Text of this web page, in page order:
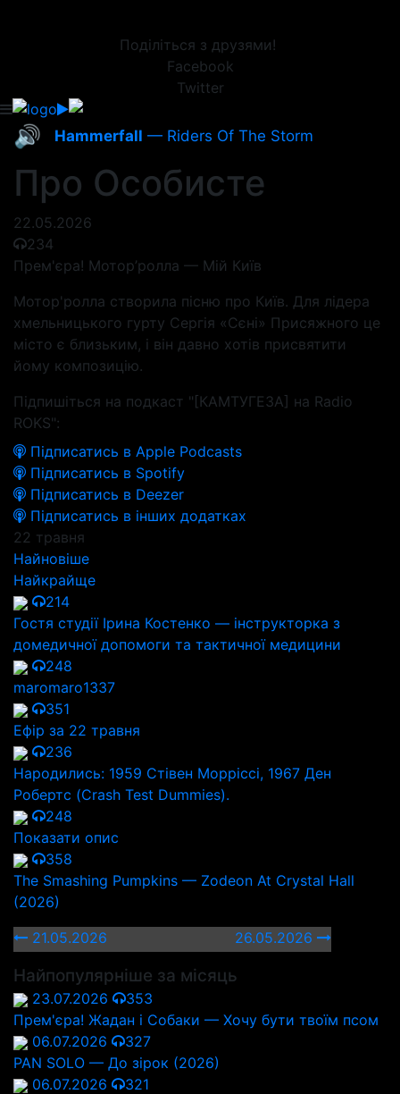
Поділіться з друзями!
Facebook
Twitter
🔊 Hammerfall — Riders Of The Storm
Про Особисте
22.05.2026
234
Прем'єра! Мотор’ролла — Мій Київ
Мотор'ролла створила пісню про Київ. Для лідера
хмельницького гурту Сергія «Сєні» Присяжного це
місто є близьким, і він давно хотів присвятити
йому композицію.
Підпишіться на подкаст "[КАМТУГЕЗА] на Radio
ROKS":
Підписатись в Apple Podcasts
Підписатись в Spotify
Підписатись в Deezer
Підписатись в інших додатках
22 травня
Найновіше
Найкрайще
214
Гостя студії Ірина Костенко — інструкторка з
домедичної допомоги та тактичної медицини
248
maromaro1337
351
Ефір за 22 травня
236
Народились: 1959 Стівен Морріссі, 1967 Ден
Робертс (Crash Test Dummies).
248
Показати опис
358
The Smashing Pumpkins — Zodeon At Crystal Hall
(2026)
21.05.2026
26.05.2026
Найпопулярніше за місяць
23.07.2026
353
Прем'єра! Жадан і Собаки — Хочу бути твоїм псом
06.07.2026
327
PAN SOLO — До зірок (2026)
06.07.2026
321